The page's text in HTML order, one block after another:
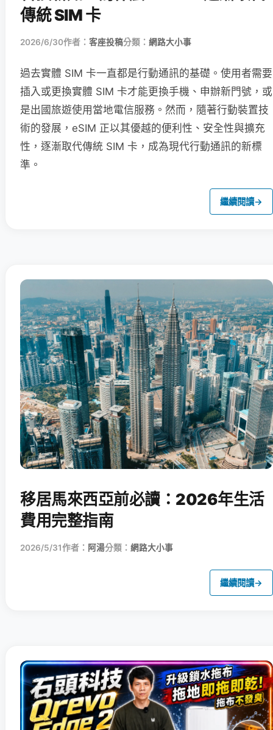
傳統 SIM 卡
2026/6/30作者： 客座投稿分類： 網路大小事
過去實體 SIM 卡一直都是行動通訊的基礎。使用者需要
插入或更換實體 SIM 卡才能更換手機、申辦新門號，或
是出國旅遊使用當地電信服務。然而，隨著行動裝置技
術的發展，eSIM 正以其優越的便利性、安全性與擴充
性，逐漸取代傳統 SIM 卡，成為現代行動通訊的新標
準。
繼續閱讀→
移居馬來西亞前必讀：2026年生活
費用完整指南
2026/5/31作者： 阿湯分類： 網路大小事
繼續閱讀→